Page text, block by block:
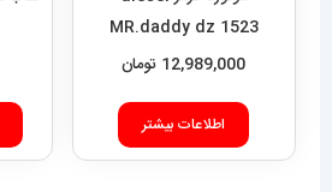
MR.daddy dz 1523
12,989,000 تومان
اطلاعات بیشتر